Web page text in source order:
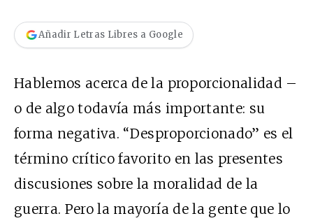
Añadir Letras Libres a Google
Hablemos acerca de la proporcionalidad –
o de algo todavía más importante: su
forma negativa. “Desproporcionado” es el
término crítico favorito en las presentes
discusiones sobre la moralidad de la
guerra. Pero la mayoría de la gente que lo